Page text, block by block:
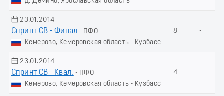
23.01.2014
Спринт СВ - Финал - ПФО
Кемерово, Кемеровская область - Кузбасс
8 -
23.01.2014
Спринт СВ - Квал. - ПФО
Кемерово, Кемеровская область - Кузбасс
4 -